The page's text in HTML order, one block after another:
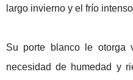
largo invierno y el frío
Su porte blanco le otorga
necesidad de humedad y